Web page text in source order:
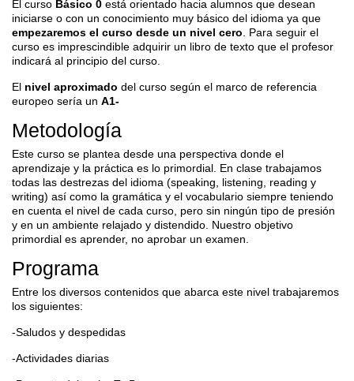
El curso Básico 0 está orientado hacia alumnos que desean
iniciarse o con un conocimiento muy básico del idioma ya que
empezaremos el curso desde un nivel cero . Para seguir el
curso es imprescindible adquirir un libro de texto que el profesor
indicará al principio del curso.
El nivel aproximado del curso según el marco de referencia
europeo sería un A1-
Metodología
Este curso se plantea desde una perspectiva donde el
aprendizaje y la práctica es lo primordial. En clase trabajamos
todas las destrezas del idioma (speaking, listening, reading y
writing) así como la gramática y el vocabulario siempre teniendo
en cuenta el nivel de cada curso, pero sin ningún tipo de presión
y en un ambiente relajado y distendido. Nuestro objetivo
primordial es aprender, no aprobar un examen.
Programa
Entre los diversos contenidos que abarca este nivel trabajaremos
los siguientes:
-Saludos y despedidas
-Actividades diarias